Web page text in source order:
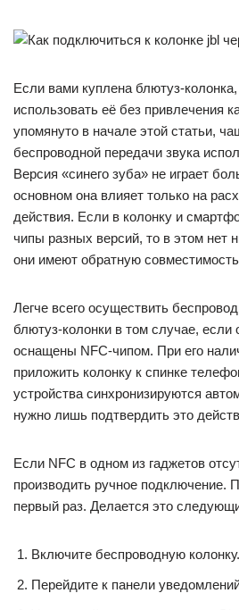
Если вами куплена блютуз-
использовать её без привлечения
упомянуто в начале этой статьи,
беспроводной передачи звука
Версия «синего зуба» не играет
основном она влияет только на
действия. Если в колонку и
чипы разных версий, то в этом нет
они имеют обратную
Легче всего осуществить
блютуз-колонки в том случае,
оснащены NFC-чипом. При его
приложить колонку к спинке
устройства синхронизируются
нужно лишь подтвердить это
Если NFC в одном из гаджетов
производить ручное подключение.
первый раз. Делается это
Включите беспроводную колонку.
Перейдите к панели